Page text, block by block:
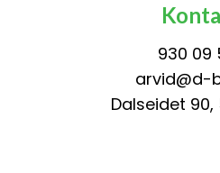
930 09
arvid@d-
Dalseidet 90,